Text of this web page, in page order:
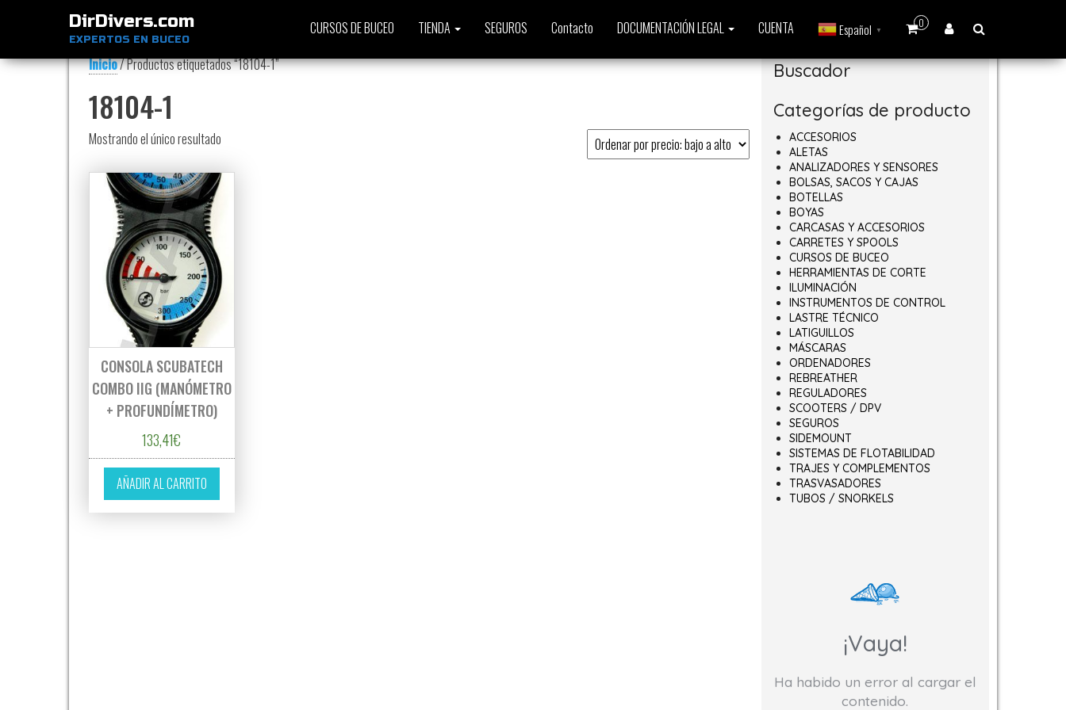
DirDivers.com
EXPERTOS EN BUCEO
0
CURSOS DE BUCEO TIENDA SEGUROS Contacto DOCUMENTACIÓN LEGAL CUENTA Español ▼
Inicio/ Productos etiquetados “18104-1”
18104-1
Mostrando el único resultado
CONSOLA SCUBATECH
COMBO IIG (MANÓMETRO
+ PROFUNDÍMETRO)
133,41€
AÑADIR AL CARRITO
Buscador
Categorías de producto
ACCESORIOS
ALETAS
ANALIZADORES Y SENSORES
BOLSAS, SACOS Y CAJAS
BOTELLAS
BOYAS
CARCASAS Y ACCESORIOS
CARRETES Y SPOOLS
CURSOS DE BUCEO
HERRAMIENTAS DE CORTE
ILUMINACIÓN
INSTRUMENTOS DE CONTROL
LASTRE TÉCNICO
LATIGUILLOS
MÁSCARAS
ORDENADORES
REBREATHER
REGULADORES
SCOOTERS / DPV
SEGUROS
SIDEMOUNT
SISTEMAS DE FLOTABILIDAD
TRAJES Y COMPLEMENTOS
TRASVASADORES
TUBOS / SNORKELS
¡Vaya!
Ha habido un error al cargar el
contenido.